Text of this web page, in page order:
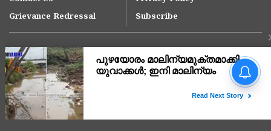
Grievance Redressal
Subscribe
Copyright © 2007-